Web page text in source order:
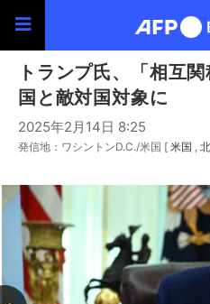
トランプ氏、「相互
国と敵対国対象に
2025年2月14日 8:25
発信地：ワシントンD.C./米国 [ 米国